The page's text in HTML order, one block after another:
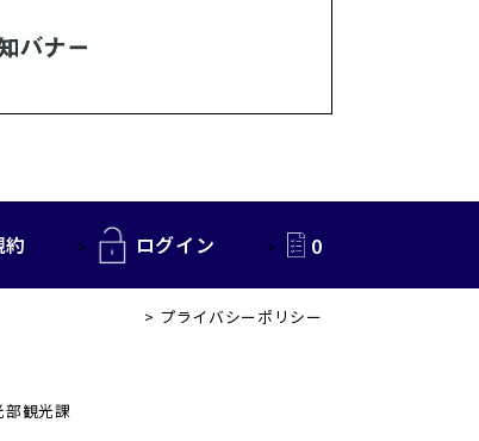
ログイン 0
プライバシーポリシー
観光課